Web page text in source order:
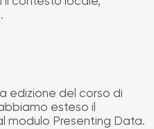
edizione del corso di
esteso il
modulo Presenting Data.